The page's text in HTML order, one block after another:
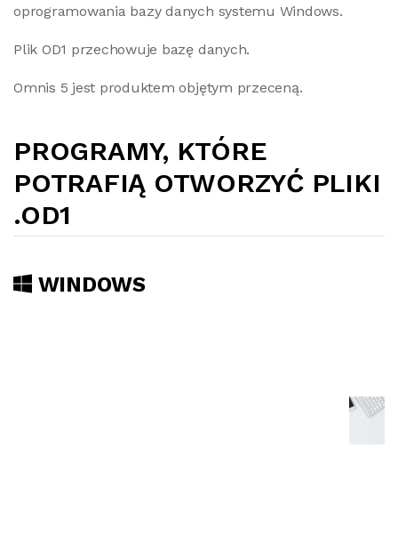
oprogramowania bazy danych systemu Windows.
Plik OD1 przechowuje bazę danych.
Omnis 5 jest produktem objętym przeceną.
PROGRAMY, KTÓRE
POTRAFIĄ OTWORZYĆ PLIKI
.OD1
WINDOWS